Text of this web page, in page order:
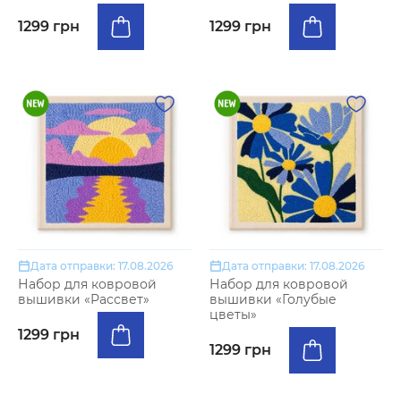
1299 грн 1299 грн
Дата отправки: 17.08.2026
Набор для ковровой
вышивки «Рассвет»
1299 грн
Дата отправки: 17.08.2026
Набор для ковровой
вышивки «Голубые
цветы»
1299 грн